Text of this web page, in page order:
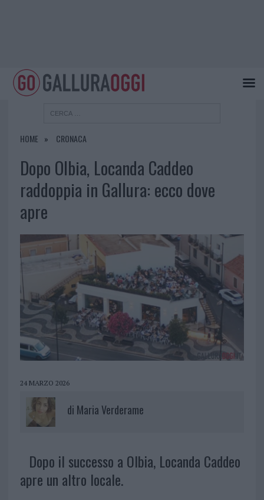
HOME CRONACA
Dopo Olbia, Locanda Caddeo
raddoppia in Gallura: ecco dove
apre
24 MARZO 2026
di Maria Verderame
Dopo il successo a Olbia, Locanda Caddeo
apre un altro locale.